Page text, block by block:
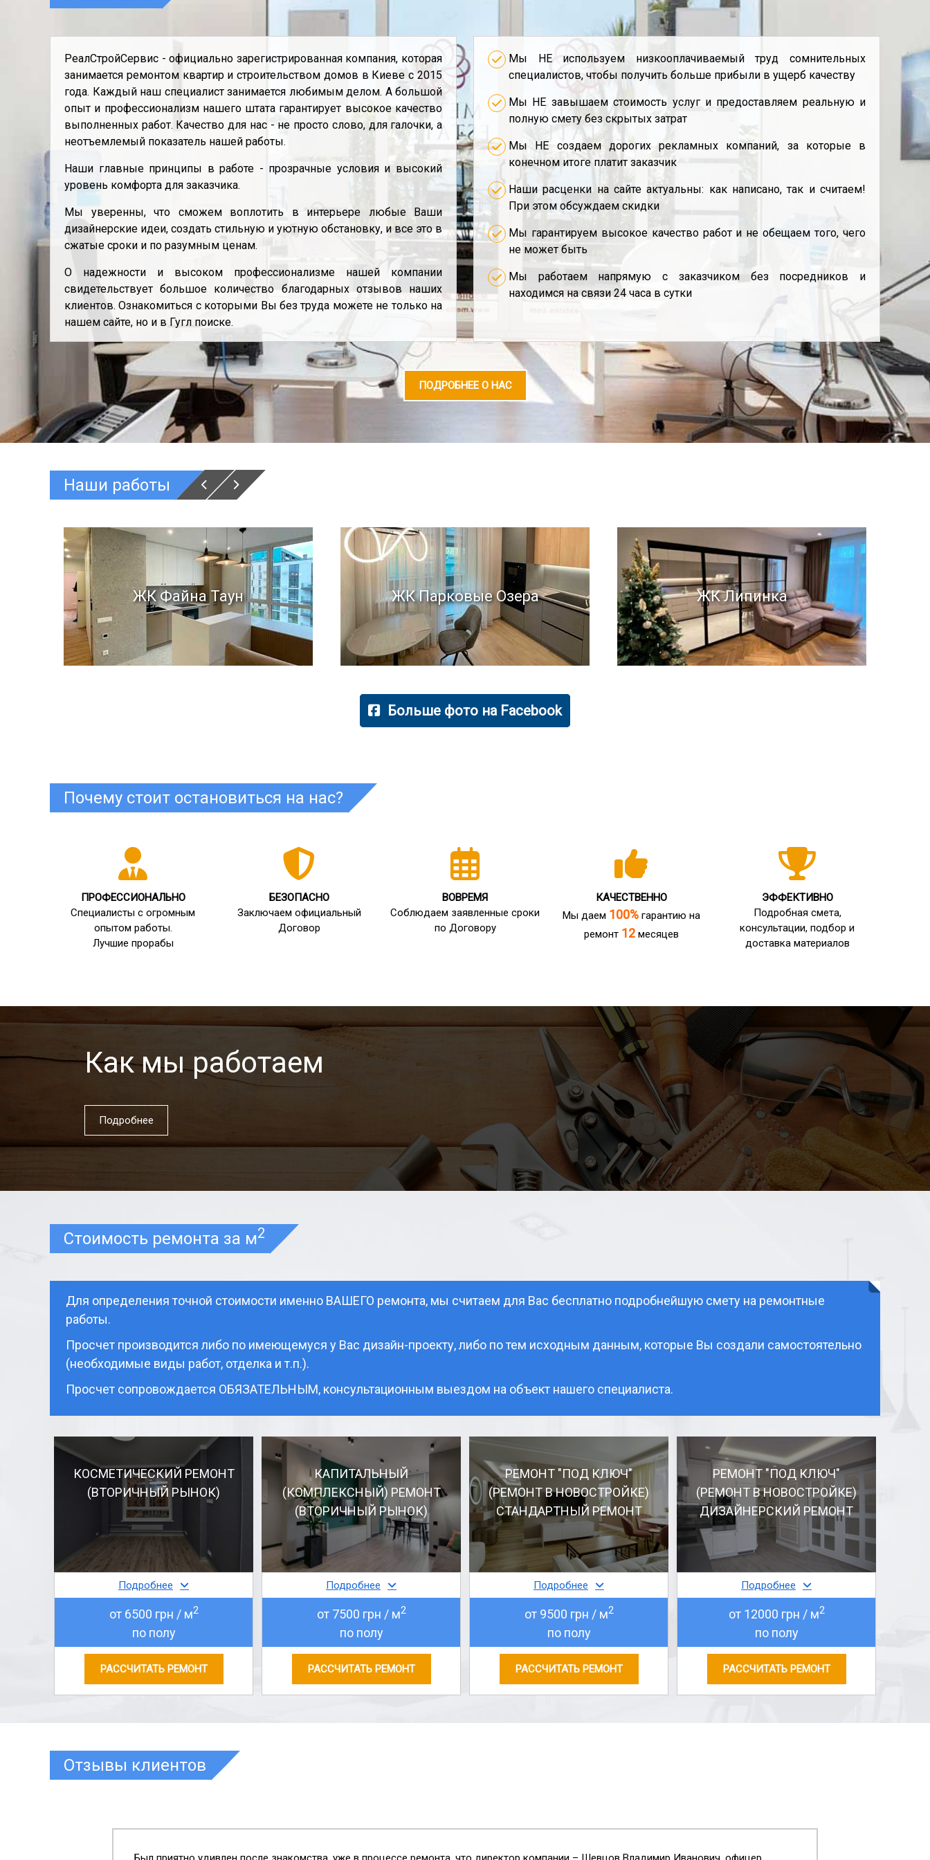
РеалСтройСервис - официально зарегистрированная компания, которая
занимается ремонтом квартир и строительством домов в Киеве с 2015
года. Каждый наш специалист занимается любимым делом. А большой
опыт и профессионализм нашего штата гарантирует высокое качество
выполненных работ. Качество для нас - не просто слово, для галочки, а
неотъемлемый показатель нашей работы.
Наши главные принципы в работе - прозрачные условия и высокий
уровень комфорта для заказчика.
Мы уверенны, что сможем воплотить в интерьере любые Ваши
дизайнерские идеи, создать стильную и уютную обстановку, и все это в
cжатые cроки и по pазумным ценам.
О надежности и высоком профессионализме нашей компании
свидетельствует большое количество благодарных отзывов наших
клиентов. Ознакомиться с которыми Вы без труда можете не только на
нашем сайте, но и в Гугл поиске.
Мы НЕ используем низкооплачиваемый труд сомнительных
специалистов, чтобы получить больше прибыли в ущерб качеству
Мы НЕ завышаем стоимость услуг и предоставляем реальную и
полную смету без скрытых затрат
Мы НЕ создаем дорогих рекламных компаний, за которые в
конечном итоге платит заказчик
Наши расценки на сайте актуальны: как написано, так и считаем!
При этом обсуждаем скидки
Мы гарантируем высокое качество работ и не обещаем того, чего
не может быть
Мы работаем напрямую с заказчиком без посредников и
находимся на связи 24 часа в сутки
ПОДРОБНЕЕ О НАС
Наши работы
ЖК Файна Таун ЖК Парковые Озера ЖК Липинка
Больше фото на Facebook
Почему стоит остановиться на нас?
ПРОФЕССИОНАЛЬНО
Специалисты с огромным
опытом работы.
Лучшие прорабы
БЕЗОПАСНО
Заключаем официальный
Договор
ВОВРЕМЯ
Соблюдаем заявленные сроки
по Договору
КАЧЕСТВЕННО
Мы даем 100%гарантию на
ремонт 12 месяцев
ЭФФЕКТИВНО
Подробная смета,
консультации, подбор и
доставка материалов
Как мы работаем
Подробнее
Стоимость ремонта за м2
Для определения точной стоимости именно ВАШЕГО ремонта, мы считаем для Вас бесплатно подробнейшую смету на ремонтные
работы.
Просчет производится либо по имеющемуся у Вас дизайн-проекту, либо по тем исходным данным, которые Вы создали самостоятельно
(необходимые виды работ, отделка и т.п.).
Просчет сопровождается ОБЯЗАТЕЛЬНЫМ, консультационным выездом на объект нашего специалиста.
КОСМЕТИЧЕСКИЙ РЕМОНТ
(ВТОРИЧНЫЙ РЫНОК)
Подробнее
от 6500 грн / м2
по полу
РАССЧИТАТЬ РЕМОНТ
КАПИТАЛЬНЫЙ
(КОМПЛЕКСНЫЙ) РЕМОНТ
(ВТОРИЧНЫЙ РЫНОК)
Подробнее
от 7500 грн / м2
по полу
РАССЧИТАТЬ РЕМОНТ
РЕМОНТ "ПОД КЛЮЧ"
(РЕМОНТ В НОВОСТРОЙКЕ)
СТАНДАРТНЫЙ РЕМОНТ
Подробнее
от 9500 грн / м2
по полу
РАССЧИТАТЬ РЕМОНТ
РЕМОНТ "ПОД КЛЮЧ"
(РЕМОНТ В НОВОСТРОЙКЕ)
ДИЗАЙНЕРСКИЙ РЕМОНТ
Подробнее
от 12000 грн / м2
по полу
РАССЧИТАТЬ РЕМОНТ
Отзывы клиентов